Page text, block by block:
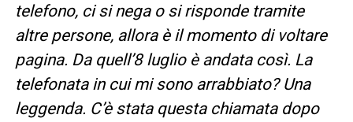
telefono, ci si nega o si risponde tramite
altre persone, allora è il momento di voltare
pagina. Da quell’8 luglio è andata così. La
telefonata in cui mi sono arrabbiato? Una
leggenda. C’è stata questa chiamata dopo